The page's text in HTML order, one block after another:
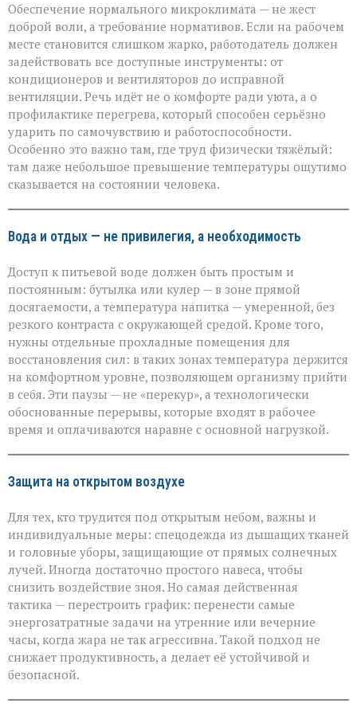
Обеспечение нормального микроклимата — не жест
доброй воли, а требование нормативов. Если на рабочем
месте становится слишком жарко, работодатель должен
задействовать все доступные инструменты: от
кондиционеров и вентиляторов до исправной
вентиляции. Речь идёт не о комфорте ради уюта, а о
профилактике перегрева, который способен серьёзно
ударить по самочувствию и работоспособности.
Особенно это важно там, где труд физически тяжёлый:
там даже небольшое превышение температуры ощутимо
сказывается на состоянии человека.
Вода и отдых — не привилегия, а необходимость
Доступ к питьевой воде должен быть простым и
постоянным: бутылка или кулер — в зоне прямой
досягаемости, а температура напитка — умеренной, без
резкого контраста с окружающей средой. Кроме того,
нужны отдельные прохладные помещения для
восстановления сил: в таких зонах температура держится
на комфортном уровне, позволяющем организму прийти
в себя. Эти паузы — не «перекур», а технологически
обоснованные перерывы, которые входят в рабочее
время и оплачиваются наравне с основной нагрузкой.
Защита на открытом воздухе
Для тех, кто трудится под открытым небом, важны и
индивидуальные меры: спецодежда из дышащих тканей
и головные уборы, защищающие от прямых солнечных
лучей. Иногда достаточно простого навеса, чтобы
снизить воздействие зноя. Но самая действенная
тактика — перестроить график: перенести самые
энергозатратные задачи на утренние или вечерние
часы, когда жара не так агрессивна. Такой подход не
снижает продуктивность, а делает её устойчивой и
безопасной.